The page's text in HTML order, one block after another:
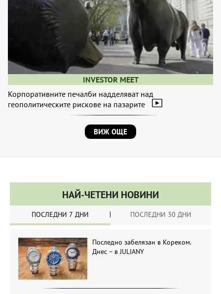
INVESTOR MEET
Корпоративните печалби надделяват над
геополитическите рискове на пазарите
ВИЖ ОЩЕ
НАЙ-ЧЕТЕНИ НОВИНИ
ПОСЛЕДНИ 7 ДНИ ПОСЛЕДНИ 30 ДНИ
Последно забелязан в Кореком.
Днес – в JULIANY